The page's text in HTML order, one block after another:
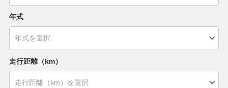
年式
走行距離（km）